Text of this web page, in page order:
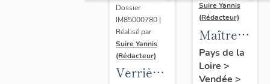
Dossier
IM85000780 |
Réalisé par
Suire Yannis
(Rédacteur)
Verrière
Suire Yannis
(Rédacteur)
Maître-
autel,
tabernacle
Pays de la
Loire >
Vendée >